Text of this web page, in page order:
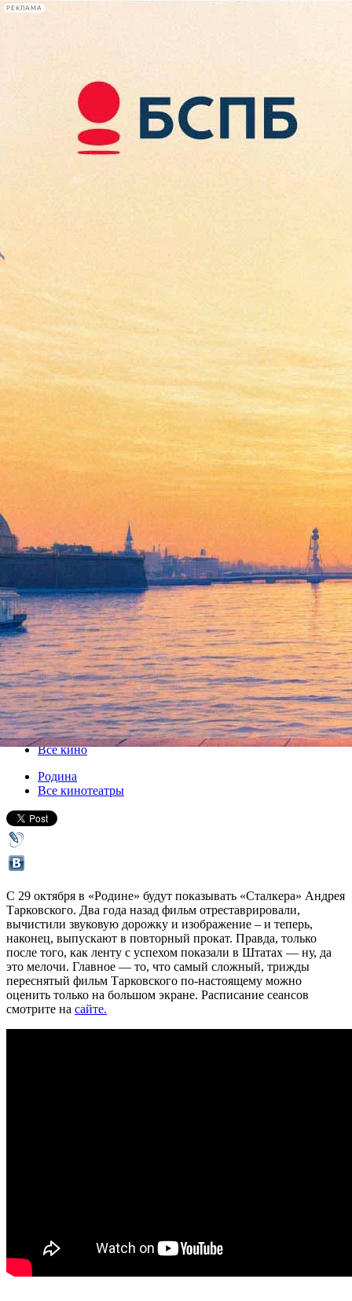
РЕКЛАМА
Сегодня:
2026.08.08
22:46
Афиша Plus
«Сталкер» вернется в
кинотеатры обновленным
29 октября 2018, понедельник-04 ноября 2018, воскресенье
Версия для печати
Все кино
Родина
Все кинотеатры
С 29 октября в «Родине» будут показывать «Сталкера» Андрея
Тарковского. Два года назад фильм отреставрировали,
вычистили звуковую дорожку и изображение – и теперь,
наконец, выпускают в повторный прокат. Правда, только
после того, как ленту с успехом показали в Штатах — ну, да
это мелочи. Главное — то, что самый сложный, трижды
переснятый фильм Тарковского по-настоящему можно
оценить только на большом экране. Расписание сеансов
смотрите на сайте.